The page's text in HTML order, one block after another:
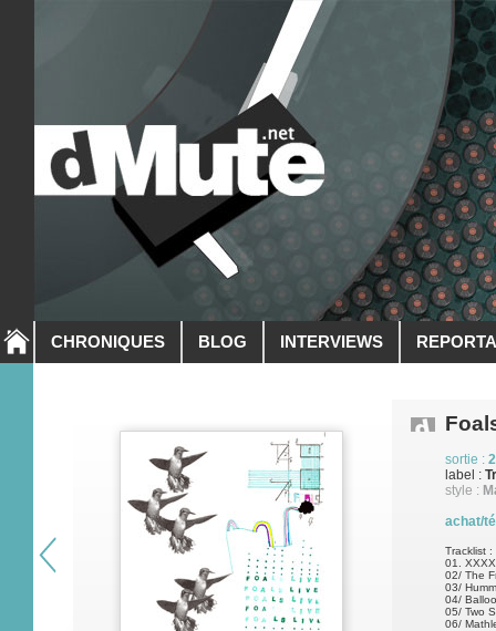
CHRONIQUES BLOG INTERVIEWS
sortie :
label :
style :
achat/
Tracklist :
01.
02/ The
03/
04/
05/ Two
06/